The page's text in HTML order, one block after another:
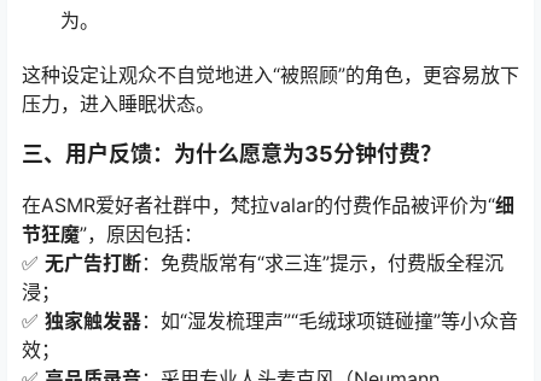
为。
这种设定让观众不自觉地进入“被照顾”的角色，更容易放下
压力，进入睡眠状态。
三、用户反馈：为什么愿意为35分钟付费？
在ASMR爱好者社群中，梵拉valar的付费作品被评价为“细
节狂魔”，原因包括：
✅ 无广告打断：免费版常有“求三连”提示，付费版全程沉
浸；
✅ 独家触发器：如“湿发梳理声”“毛绒球项链碰撞”等小众音
效；